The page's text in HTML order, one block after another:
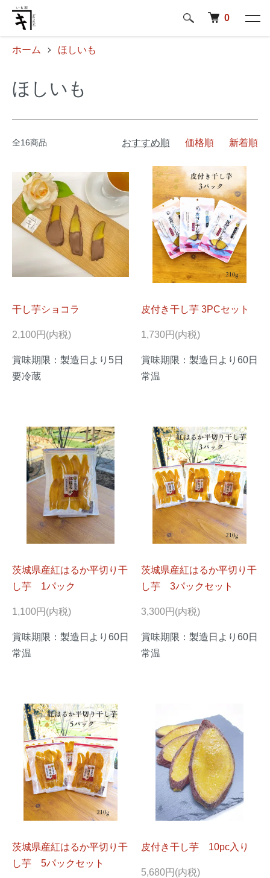
0
ホーム ほしいも
ほしいも
全16商品 おすすめ順 価格順 新着順
干し芋ショコラ
2,100円(内税)
賞味期限：製造日より5日
要冷蔵
皮付き干し芋 3PCセット
1,730円(内税)
賞味期限：製造日より60日
常温
茨城県産紅はるか平切り干
し芋 1パック
1,100円(内税)
賞味期限：製造日より60日
常温
茨城県産紅はるか平切り干
し芋 3パックセット
3,300円(内税)
賞味期限：製造日より60日
常温
茨城県産紅はるか平切り干
し芋 5パックセット
皮付き干し芋 10pc入り
5,680円(内税)